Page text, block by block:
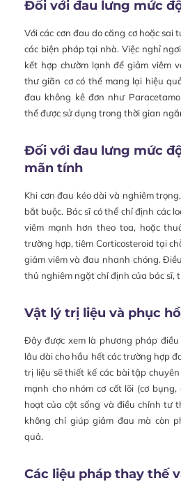
Đối với đau lưng mức
Với các cơn đau do căng cơ hoặc sai
các biện pháp tại nhà. Việc nghỉ
kết hợp chườm lạnh để giảm viêm
thư giãn cơ có thể mang lại hiệu
đau không kê đơn như
thể được sử dụng trong thời gian
Đối với đau lưng mức
mãn tính
Khi cơn đau kéo dài và nghiêm
bắt buộc. Bác sĩ có thể chỉ định các
viêm mạnh hơn theo toa, hoặc
trường hợp, tiêm Corticosteroid tại
giảm viêm và đau nhanh chóng.
thủ nghiêm ngặt chỉ định của bác sĩ,
Vật lý trị liệu và phục
Đây được xem là phương pháp
lâu dài cho hầu hết các trường hợp
trị liệu sẽ thiết kế các bài tập
mạnh cho nhóm cơ cốt lõi (cơ
hoạt của cột sống và điều chỉnh tư
không chỉ giúp giảm đau mà còn
quả.
Các liệu pháp thay thế